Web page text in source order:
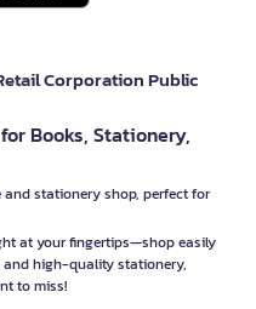
Corporation Public
Books, Stationery,
stationery shop, perfect for
at your fingertips—shop easily
high-quality stationery,
to miss!